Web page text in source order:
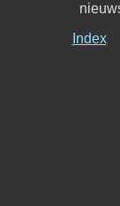
Index